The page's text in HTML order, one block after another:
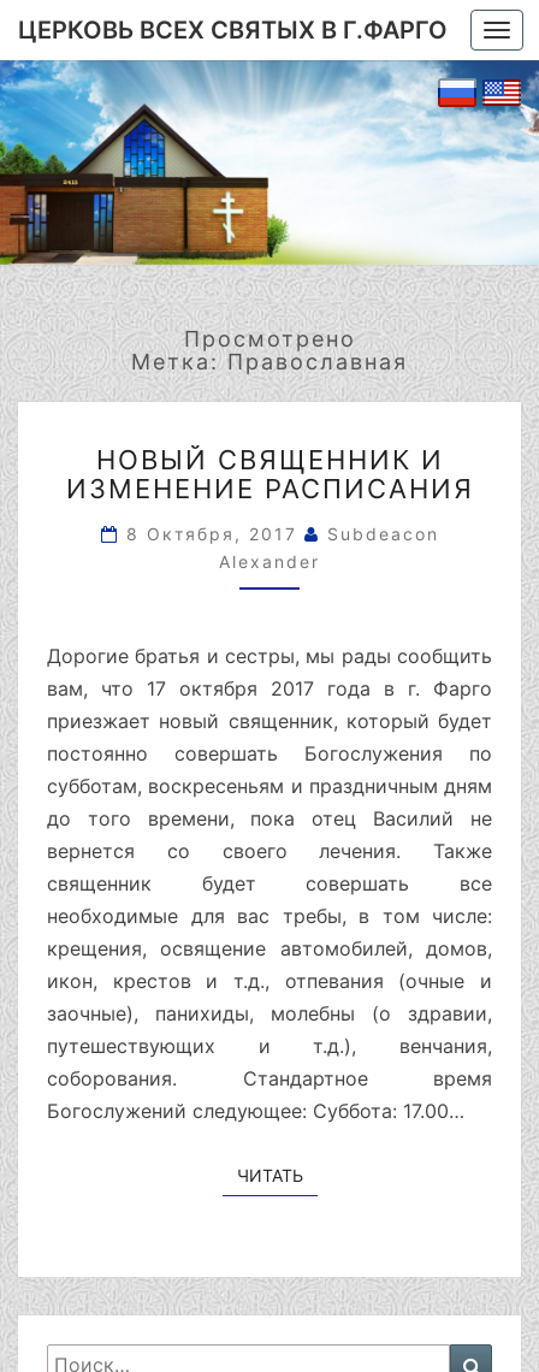
ЦЕРКОВЬ ВСЕХ СВЯТЫХ В Г.ФАРГО
Просмотрено
Метка:Православная
СВЯЩЕННИК
И
РАСПИСАНИЯ
НОВЫЙ СВЯЩЕННИК И
ИЗМЕНЕНИЕ РАСПИСАНИЯ
8 Октября, 2017
Subdeacon
Alexander
Дорогие братья и сестры, мы рады сообщить
вам, что 17 октября 2017 года в г. Фарго
приезжает новый священник, который будет
постоянно совершать Богослужения по
субботам, воскресеньям и праздничным дням
до того времени, пока отец Василий не
вернется со своего лечения. Также
священник будет совершать все
необходимые для вас требы, в том числе:
крещения, освящение автомобилей, домов,
икон, крестов и т.д., отпевания (очные и
заочные), панихиды, молебны (о здравии,
путешествующих и т.д.), венчания,
соборования. Стандартное время
Богослужений следующее: Суббота: 17.00…
ЧИТАТЬЧИТАТЬ
Искать: Поиск